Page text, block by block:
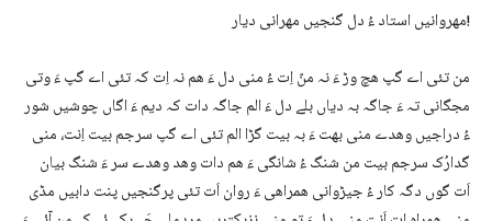
مھروانیں استاد ءُ دل گنجیں مھرانی دیار!
من تئی اے گپ ھچ وڑ ءَ نہ منّ اِت ءُ منی دل ءَ ھم نہ اِت کہ تئی اے گپ ءَ وتی
مجگانی تہ ءَ جاگہ بہ دیاں بلے دل ءَ الم جاگہ دات کہ دیم ءَ اگاں چوشیں شور
ءُ دراجیں وھدے منی بھت ءَ بہ بیت گڑا الم تئی اے گپ سرجم بیت اِنت، منی
گدارُک سرجم بیت من شنگ ءُ شانگی ءَ ھم دات وھد وھدے سر ءَ شنگ بیان
اَت گوں دگہ کار ءُ جیڑوانی ھمراھی ءَ روان اَت تئی پرگنجیں پنت دابیں مڈی